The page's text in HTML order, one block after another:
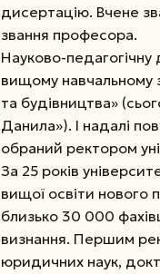
дисертацію. Вчене
звання професора.
Науково-
вищому навчальному
та будівництва»
Данила»). І надалі
обраний ректором
За 25 років
вищої освіти нового
близько 30 000
визнання. Першим
юридичних наук,